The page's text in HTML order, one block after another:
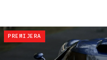
PREMIJERA